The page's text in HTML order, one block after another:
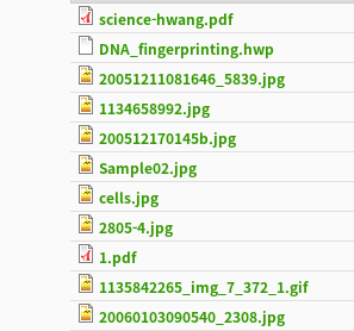
science-hwang.pdf
DNA_fingerprinting.hwp
20051211081646_5839.jpg
1134658992.jpg
200512170145b.jpg
Sample02.jpg
cells.jpg
2805-4.jpg
1.pdf
1135842265_img_7_372_1.gif
20060103090540_2308.jpg